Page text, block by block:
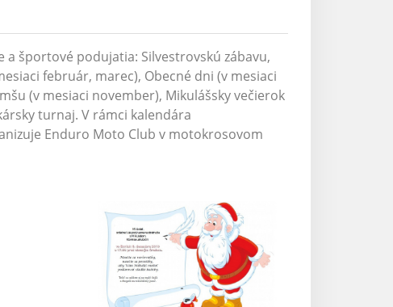
športové podujatia: Silvestrovskú zábavu,
február, marec), Obecné dni (v mesiaci
(v mesiaci november), Mikulášsky večierok
turnaj. V rámci kalendára
Enduro Moto Club v motokrosovom